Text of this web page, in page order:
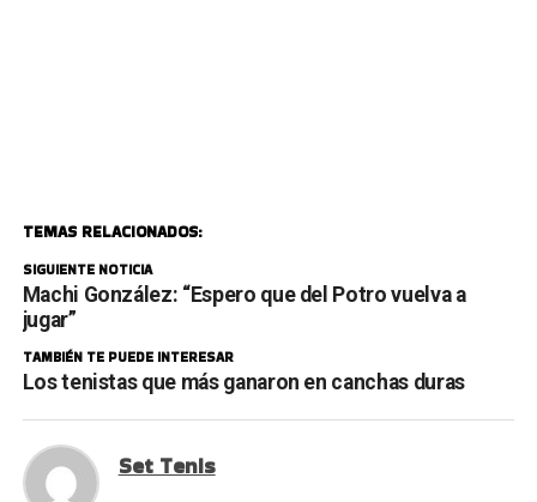
TEMAS RELACIONADOS:
SIGUIENTE NOTICIA
Machi González: “Espero que del Potro vuelva a
jugar”
TAMBIÉN TE PUEDE INTERESAR
Los tenistas que más ganaron en canchas duras
Set Tenis